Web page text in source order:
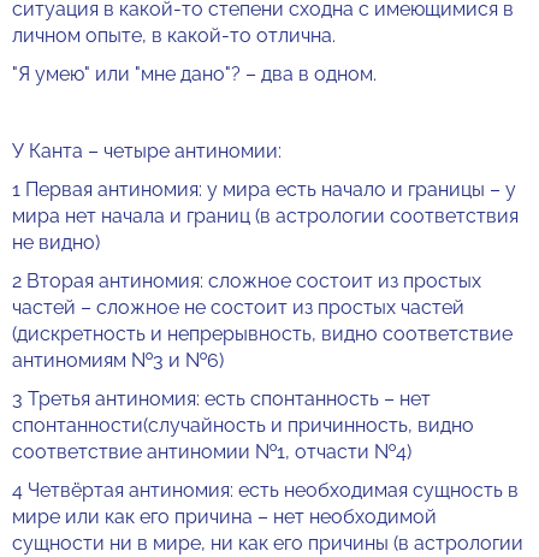
ситуация в какой-то степени сходна с имеющимися в
личном опыте, в какой-то отлична.
"Я умею" или "мне дано"? – два в одном.
У Канта – четыре антиномии:
1 Первая антиномия: у мира есть начало и границы – у
мира нет начала и границ (в астрологии соответствия
не видно)
2 Вторая антиномия: сложное состоит из простых
частей – сложное не состоит из простых частей
(дискретность и непрерывность, видно соответствие
антиномиям №3 и №6)
3 Третья антиномия: есть спонтанность – нет
спонтанности(случайность и причинность, видно
соответствие антиномии №1, отчасти №4)
4 Четвёртая антиномия: есть необходимая сущность в
мире или как его причина – нет необходимой
сущности ни в мире, ни как его причины (в астрологии